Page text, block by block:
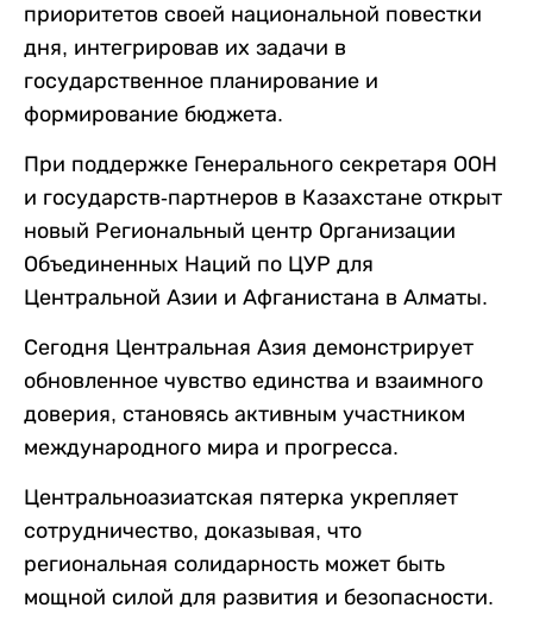
приоритетов своей национальной повестки
дня, интегрировав их задачи в
государственное планирование и
формирование бюджета.
При поддержке Генерального секретаря ООН
и государств-партнеров в Казахстане открыт
новый Региональный центр Организации
Объединенных Наций по ЦУР для
Центральной Азии и Афганистана в Алматы.
Сегодня Центральная Азия демонстрирует
обновленное чувство единства и взаимного
доверия, становясь активным участником
международного мира и прогресса.
Центральноазиатская пятерка укрепляет
сотрудничество, доказывая, что
региональная солидарность может быть
мощной силой для развития и безопасности.